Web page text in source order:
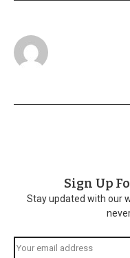
Sign Up
Stay updated with our